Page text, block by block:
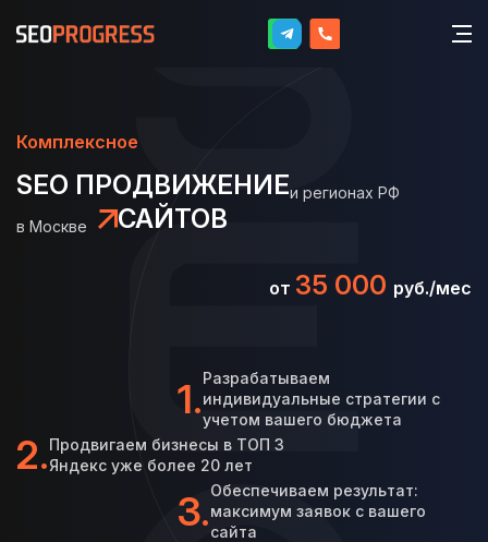
Комплексное
SEO ПРОДВИЖЕНИЕи регионах РФ
в Москве
САЙТОВ
от 35 000 руб./мес
1.Разрабатываем
индивидуальные стратегии с
учетом вашего бюджета
2.Продвигаем бизнесы в ТОП 3
Яндекс уже более 20 лет
3.Обеспечиваем результат:
максимум заявок с вашего
сайта